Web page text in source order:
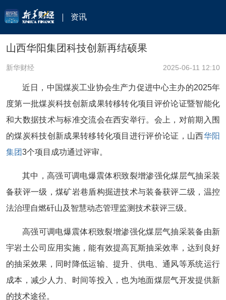
资讯
山西华阳集团科技创新再结硕果
新华财经 2025-06-11 12:10
近日，中国煤炭工业协会生产力促进中心主办的2025年
度第一批煤炭科技创新成果转移转化项目评价论证暨智能化
和大数据技术与标准交流会在西安举行。会上，对前期入围
的煤炭科技创新成果转移转化项目进行评价论证，山西华阳
集团3个项目成功通过评审。
其中，高强可调电爆震体积致裂增渗强化煤层气抽采装
备获评一级，煤矿岩巷盾构掘进技术与装备获评二级，温控
法治理自燃矸山及智慧动态管理监测技术获评三级。
高强可调电爆震体积致裂增渗强化煤层气抽采装备由新
宇岩土公司应用实施，能有效提高瓦斯抽采效率，达到良好
的抽采效果，同时降低运输、提升、供电、通风等系统运行
成本，减少人力、时间等投入，也为地面煤层气开发提供新
的技术途径。